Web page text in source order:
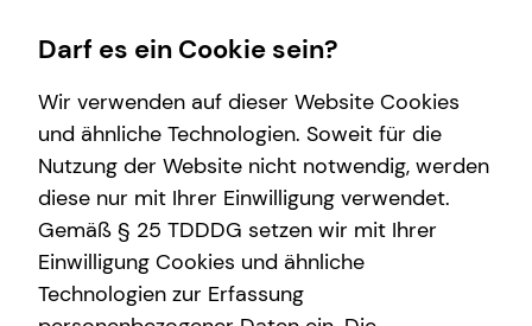
Wissenswertes
Über tecis
Podcast
Finanzberatung
Videoberatung
Spezialisten-Netzwerk
Service
Kundenportal
Schadenabwicklung
Karriere
Karrierechancen
Ausbildung
Lars Trauer
Branch Manager
Please contact us!
Darf es ein Cookie sein?
Wir verwenden auf dieser Website Cookies
und ähnliche Technologien. Soweit für die
Nutzung der Website nicht notwendig, werden
diese nur mit Ihrer Einwilligung verwendet.
Gemäß § 25 TDDDG setzen wir mit Ihrer
Einwilligung Cookies und ähnliche
Technologien zur Erfassung